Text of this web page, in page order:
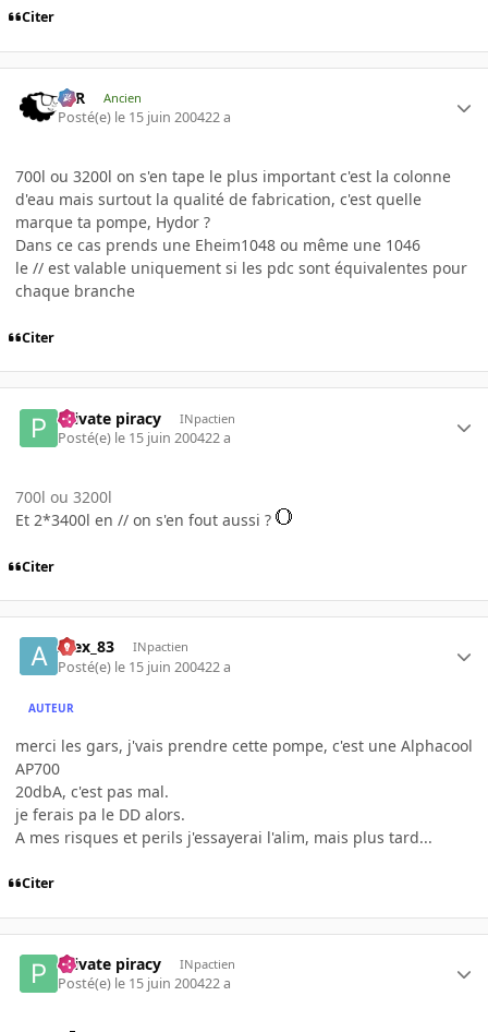
Citer
KzR Ancien
Posté(e) le 15 juin 200422 a
700l ou 3200l on s'en tape le plus important c'est la colonne
d'eau mais surtout la qualité de fabrication, c'est quelle
marque ta pompe, Hydor ?
Dans ce cas prends une Eheim1048 ou même une 1046
le // est valable uniquement si les pdc sont équivalentes pour
chaque branche
Citer
Private piracy INpactien
Posté(e) le 15 juin 200422 a
700l ou 3200l
Et 2*3400l en // on s'en fout aussi ?
Citer
Alex_83 INpactien
Posté(e) le 15 juin 200422 a
AUTEUR
merci les gars, j'vais prendre cette pompe, c'est une Alphacool
AP700
20dbA, c'est pas mal.
je ferais pa le DD alors.
A mes risques et perils j'essayerai l'alim, mais plus tard...
Citer
Private piracy INpactien
Posté(e) le 15 juin 200422 a